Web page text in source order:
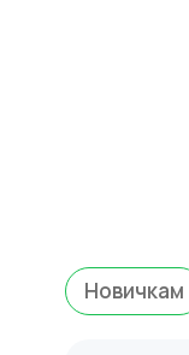
Новичкам